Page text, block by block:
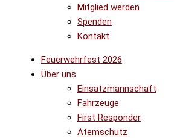
Mitglied werden
Spenden
Kontakt
Feuerwehrfest 2026
Über uns
Einsatzmannschaft
Fahrzeuge
First Responder
Atemschutz